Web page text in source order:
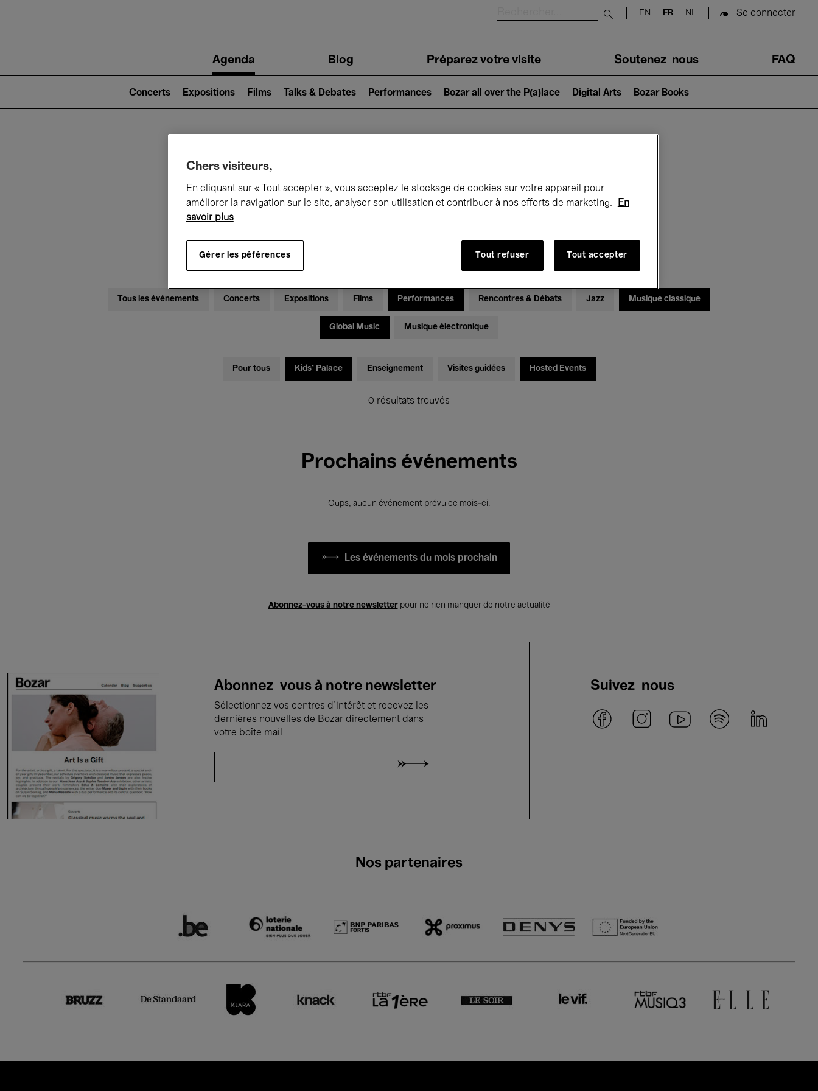
Submit search
EN FR NL Se connecter
navigationAgenda Blog Préparez votre visite Soutenez-nous FAQ
2)
Concerts Expositions Films Talks & Debates Performances Bozar all over the P(a)lace Digital Arts Bozar Books
Ce qui se passe à Bozar
Tous les événements Concerts Expositions Films Performances Rencontres & Débats Jazz Musique classique
Global Music Musique électronique
Pour tous Kids’ Palace Enseignement Visites guidées Hosted Events
0 résultats trouvés
Prochains événements
Oups, aucun événement prévu ce mois-ci.
Les événements du mois prochain
Abonnez-vous à notre newsletterpour ne rien manquer de notre actualité
Abonnez-vous à notre newsletter
Sélectionnez vos centres d'intérêt et recevez les
dernières nouvelles de Bozar directement dans
votre boîte mail
Suivez-nous
Nos partenaires
Chers visiteurs,
En cliquant sur « Tout accepter », vous acceptez le stockage de cookies sur votre appareil pour
améliorer la navigation sur le site, analyser son utilisation et contribuer à nos efforts de marketing.
En
savoir plus
Gérer les péférences Tout refuser Tout accepter